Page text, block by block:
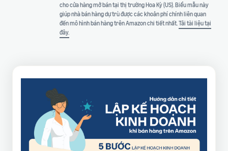
cho cửa hàng mở bán tại thị trường Hoa Kỳ (US). Biểu mẫu này
giúp nhà bán hàng dự trù được các khoản phí chính liên quan
đến mô hình bán hàng trên Amazon chi tiết nhất. Tải tài liệu tại
đây.